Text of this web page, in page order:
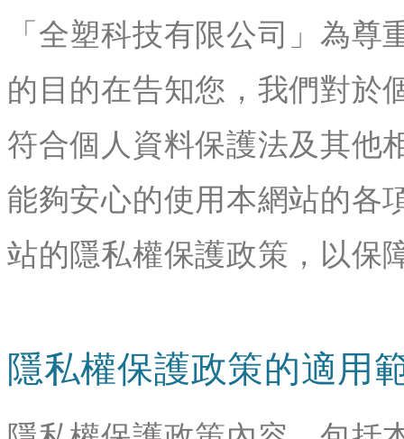
「全塑科技有限公司」為
的目的在告知您，我們對於
符合個人資料保護法及其他
能夠安心的使用本網站的各
站的隱私權保護政策，以保
隱私權保護政策的適用